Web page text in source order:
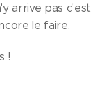
arrive pas c'est
le faire.
!